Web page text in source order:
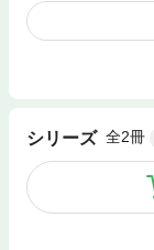
シリーズ 全2冊